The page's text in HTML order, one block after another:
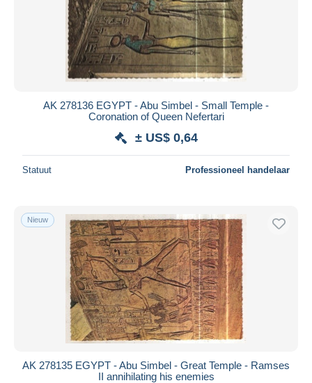
AK 278136 EGYPT - Abu Simbel - Small Temple -
Coronation of Queen Nefertari
± US$ 0,64
Statuut Professioneel handelaar
Nieuw
AK 278135 EGYPT - Abu Simbel - Great Temple - Ramses
II annihilating his enemies